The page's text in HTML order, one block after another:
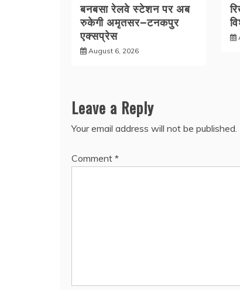
बनबसा रेलवे स्टेशन पर अब
रुकेगी अमृतसर–टनकपुर
एक्सप्रेस
August 6, 2026
Leave a Reply
Your email address will not be published.
Comment *